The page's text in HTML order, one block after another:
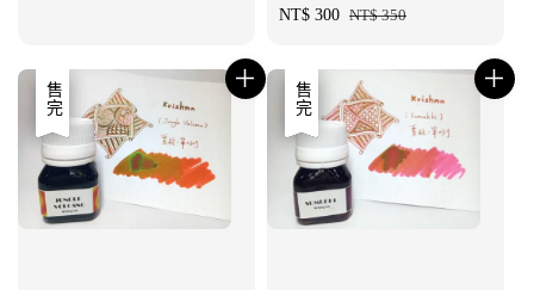
Sale
NT$ 300 Regular
NT$ 350
優惠
售完 優惠
售完